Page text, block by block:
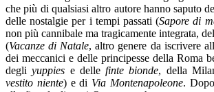
che più di qualsiasi altro autore hanno saputo
delle nostalgie per i tempi passati (Sapore di
non più cannibale ma tragicamente integrata,
(Vacanze di Natale, altro genere da iscrivere
dei meccanici e delle principesse della Roma
degliyuppies e dellefinte bionde, della
vestito niente) e di Via Montenapoleone.